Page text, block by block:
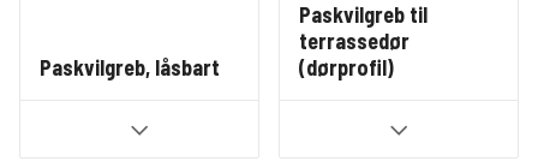
Paskvilgreb, låsbart
Paskvilgreb til
terrassedør
(dørprofil)